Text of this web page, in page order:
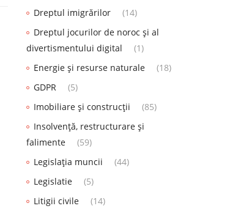
Dreptul imigrărilor
(14)
Dreptul jocurilor de noroc și al
divertismentului digital
(1)
Energie și resurse naturale
(18)
GDPR
(5)
Imobiliare și construcții
(85)
Insolvență, restructurare și
falimente
(59)
Legislația muncii
(44)
Legislatie
(5)
Litigii civile
(14)